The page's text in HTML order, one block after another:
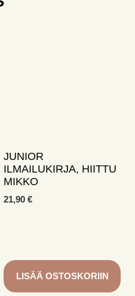
JUNIOR
ILMAILUKIRJA, HIITTU
MIKKO
21,90 €
LISÄÄ OSTOSKORIIN